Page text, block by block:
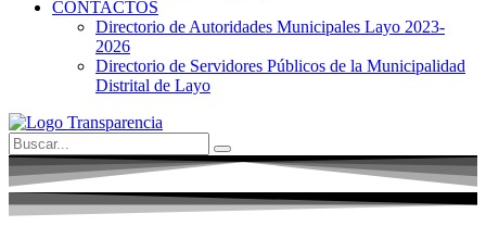
CONTACTOS
Directorio de Autoridades Municipales Layo 2023-
2026
Directorio de Servidores Públicos de la Municipalidad
Distrital de Layo